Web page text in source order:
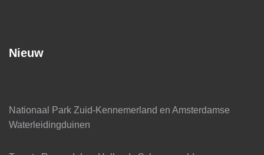
Nieuw
Nationaal Park Zuid-Kennemerland en Amsterdamse
Waterleidingduinen